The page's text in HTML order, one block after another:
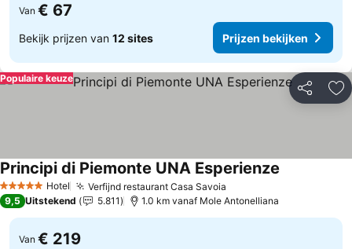
Van € 67
Bekijk prijzen van 12 sites Prijzen bekijken
Delen
Populaire keuze
5 Sterren Hotel Verfijnd restaurant Casa Savoia
Principi di Piemonte UNA Esperienze
9,5 Uitstekend 5.811 1.0 km vanaf Mole Antonelliana
Van € 219